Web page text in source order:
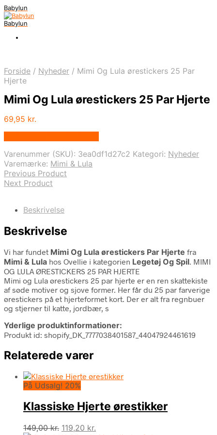
Babylun
Babylun
Forside / Nyheder / Mimi Og Lula ørestickers 25 Par
Hjerte
Mimi Og Lula ørestickers 25 Par Hjerte
69,95 kr.
Varenummer (SKU): 3ea0df1d27c2 Kategori: Nyheder
Varemærke: Mimi & Lula
Previous Product
Next Product
Beskrivelse
Beskrivelse
Vi har fundet Mimi Og Lula ørestickers Par Hjerte fra
Mimi & Lula hos Ovellie i kategorien Legetøj Og Spil. MIMI
OG LULA ØRESTICKERS 25 PAR HJERTE
Mimi og Lula ørestickers 25 par hjerte er en ren skattekiste
af søde motiver og sjove former. Her får du 25 par farverige
ørestickers på et hjerteformet kort. Der er alt fra regnbuer
og stjerner til katte, jordbær, s
Yderlige produktinformationer:
Produkt id: shopify_DK_7777038401587_44047924461619
Relaterede varer
På Udsalg! 20%
Klassiske Hjerte ørestikker
149,00kr. Den
119,20 kr.